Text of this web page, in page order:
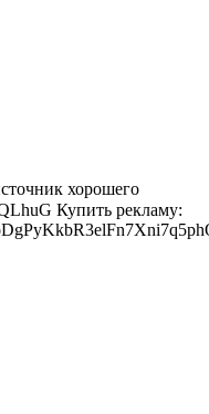
хорошего
Купить рекламу: